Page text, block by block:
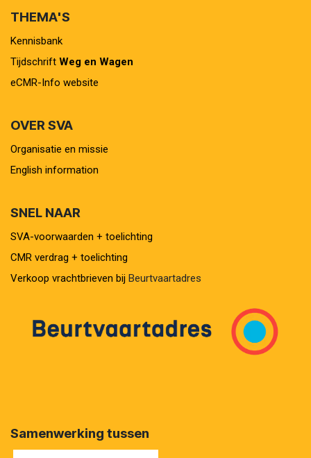
THEMA'S
Kennisbank
Tijdschrift Weg en Wagen
eCMR-Info website
OVER SVA
Organisatie en missie
English information
SNEL NAAR
SVA-voorwaarden + toelichting
CMR verdrag + toelichting
Verkoop vrachtbrieven bij Beurtvaartadres
Samenwerking tussen